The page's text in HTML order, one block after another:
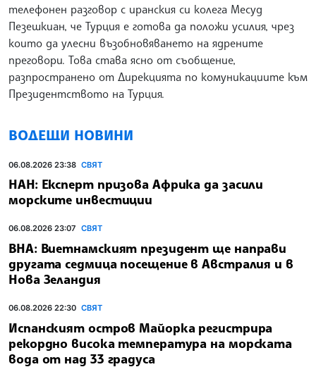
телефонен разговор с иранския си колега Месуд
Пезешкиан, че Турция е готова да положи усилия, чрез
които да улесни възобновяването на ядрените
преговори. Това става ясно от съобщение,
разпространено от Дирекцията по комуникациите към
Президентството на Турция.
ВОДЕЩИ НОВИНИ
06.08.2026 23:38 СВЯТ
НАН: Експерт призова Африка да засили
морските инвестиции
06.08.2026 23:07 СВЯТ
ВНА: Виетнамският президент ще направи
другата седмица посещение в Австралия и в
Нова Зеландия
06.08.2026 22:30 СВЯТ
Испанският остров Майорка регистрира
рекордно висока температура на морската
вода от над 33 градуса